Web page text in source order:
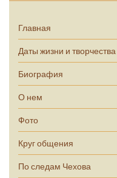
Главная
Даты жизни и творчества
Биография
О нем
Фото
Круг общения
По следам Чехова